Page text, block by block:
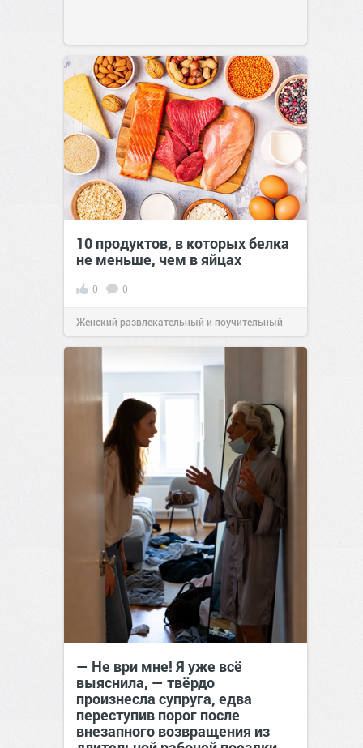
10 продуктов, в которых белка
не меньше, чем в яйцах
0 0
Женский развлекательный и поучительный
сайт.
— Не ври мне! Я уже всё
выяснила, — твёрдо
произнесла супруга, едва
переступив порог после
внезапного возвращения из